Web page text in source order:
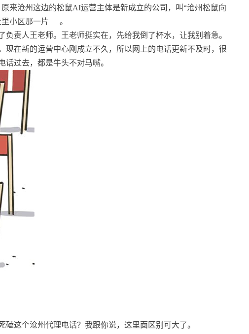
来沧州这边的松鼠AI运营主体是新成立的公司，叫“沧州松鼠向
小区那一片
。
责人王老师。王老师挺实在，先给我倒了杯水，让我别着急。
现在新的运营中心刚成立不久，所以网上的电话更新不及时，很
过去，都是牛头不对马嘴。
这个沧州代理电话？我跟你说，这里面区别可大了。